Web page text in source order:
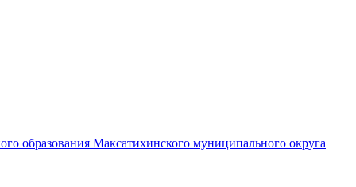
образования Максатихинского муниципального округа